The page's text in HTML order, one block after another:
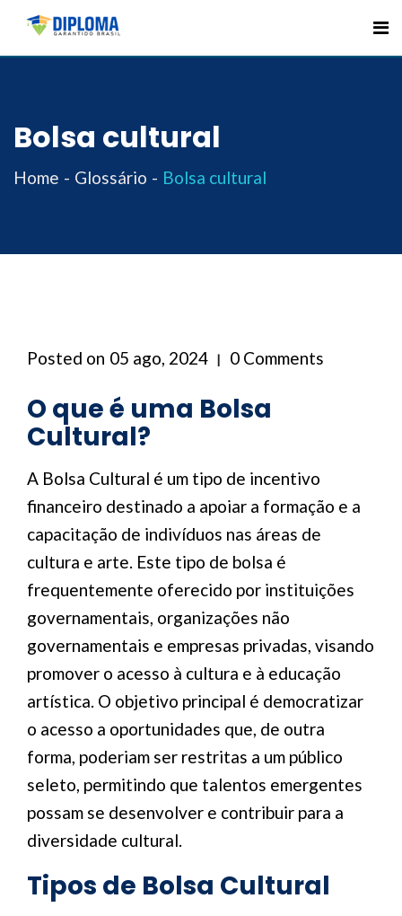
Skip
Bolsa cultural
Home Glossário Bolsa cultural
Posted on 05 ago, 2024 0 Comments
O que é uma Bolsa
Cultural?
A Bolsa Cultural é um tipo de incentivo
financeiro destinado a apoiar a formação e a
capacitação de indivíduos nas áreas de
cultura e arte. Este tipo de bolsa é
frequentemente oferecido por instituições
governamentais, organizações não
governamentais e empresas privadas, visando
promover o acesso à cultura e à educação
artística. O objetivo principal é democratizar
o acesso a oportunidades que, de outra
forma, poderiam ser restritas a um público
seleto, permitindo que talentos emergentes
possam se desenvolver e contribuir para a
diversidade cultural.
Tipos de Bolsa Cultural